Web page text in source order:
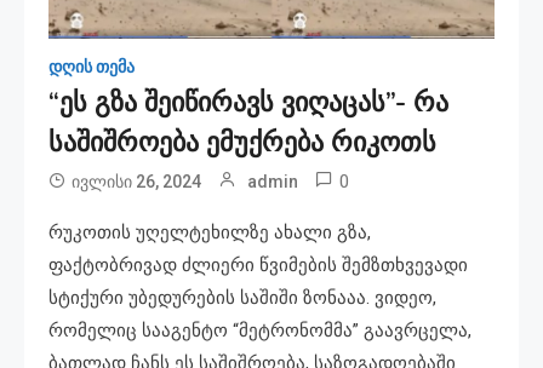
დღის თემა
“ეს გზა შეიწირავს ვიღაცას”- რა
საშიშროება ემუქრება რიკოთს
ივლისი 26, 2024 admin 0
რუკოთის უღელტეხილზე ახალი გზა,
ფაქტობრივად ძლიერი წვიმების შემზთხვევადი
სტიქური უბედურების საშიში ზონააა. ვიდეო,
რომელიც სააგენტო “მეტრონომმა” გაავრცელა,
ბათლად ჩანს ეს საშიშროება, საზოგადოებაში